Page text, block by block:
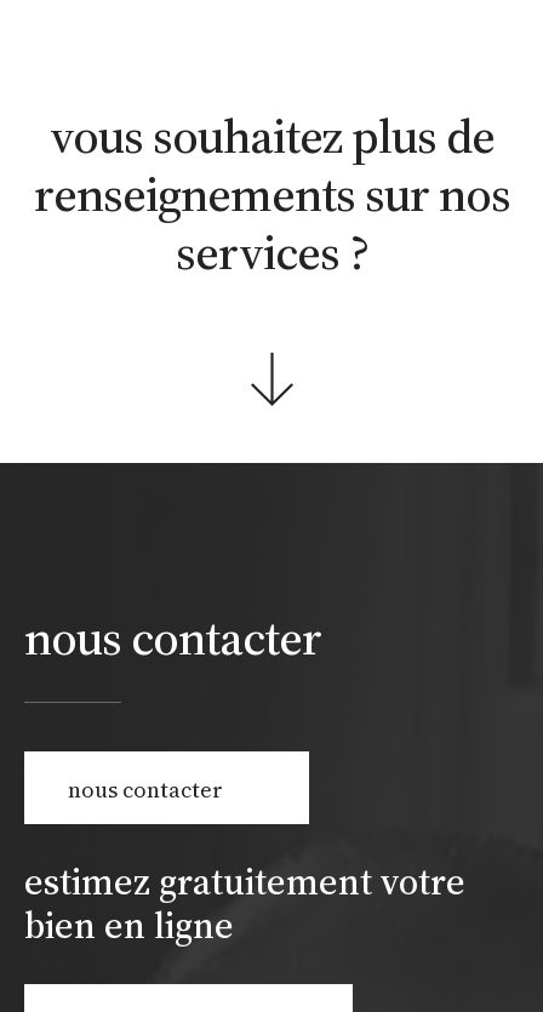
vous souhaitez plus de
renseignements sur nos
services ?
nous contacter
nous contacter
estimez gratuitement votre
bien en ligne